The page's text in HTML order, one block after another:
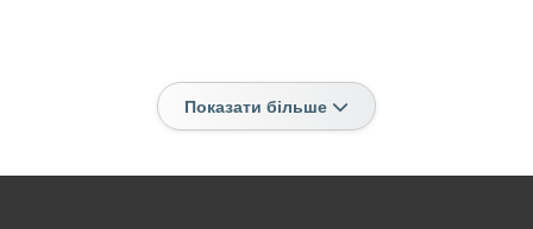
Показати більше